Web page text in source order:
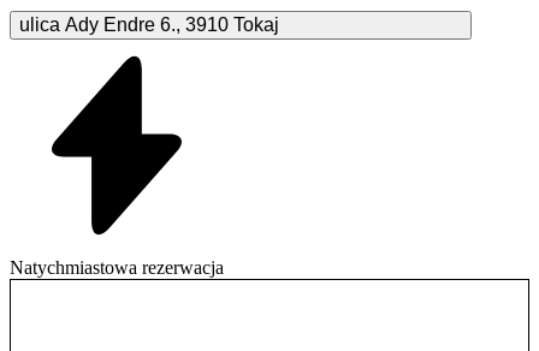
ulica Ady Endre 6., 3910 Tokaj
Natychmiastowa rezerwacja